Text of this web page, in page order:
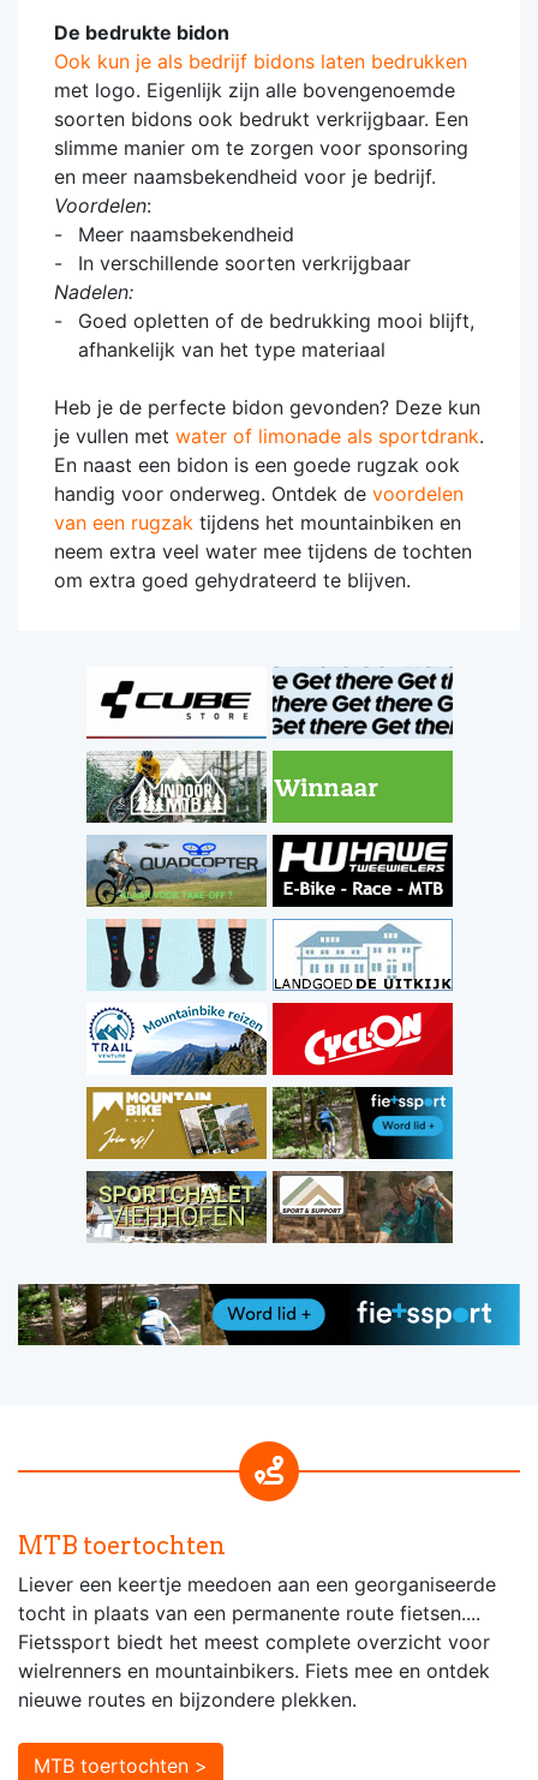
De bedrukte bidon
Ook kun je als bedrijf bidons laten bedrukken
met logo. Eigenlijk zijn alle bovengenoemde
soorten bidons ook bedrukt verkrijgbaar. Een
slimme manier om te zorgen voor sponsoring
en meer naamsbekendheid voor je bedrijf.
Voordelen:
Meer naamsbekendheid
In verschillende soorten verkrijgbaar
Nadelen:
Goed opletten of de bedrukking mooi blijft,
afhankelijk van het type materiaal
Heb je de perfecte bidon gevonden? Deze kun
je vullen met water of limonade als sportdrank.
En naast een bidon is een goede rugzak ook
handig voor onderweg. Ontdek de voordelen
van een rugzak tijdens het mountainbiken en
neem extra veel water mee tijdens de tochten
om extra goed gehydrateerd te blijven.
MTB toertochten
Liever een keertje meedoen aan een georganiseerde
tocht in plaats van een permanente route fietsen....
Fietssport biedt het meest complete overzicht voor
wielrenners en mountainbikers. Fiets mee en ontdek
nieuwe routes en bijzondere plekken.
MTB toertochten >